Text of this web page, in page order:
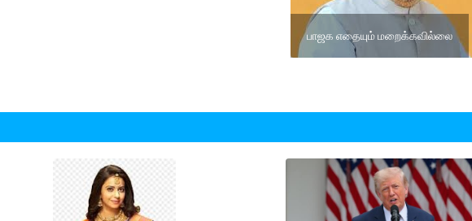
பாஜக எதையும் மறைக்கவில்லை